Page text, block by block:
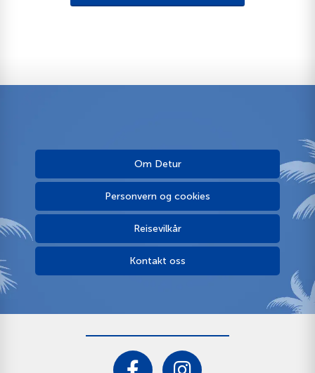
Om Detur
Personvern og cookies
Reisevilkår
Kontakt oss